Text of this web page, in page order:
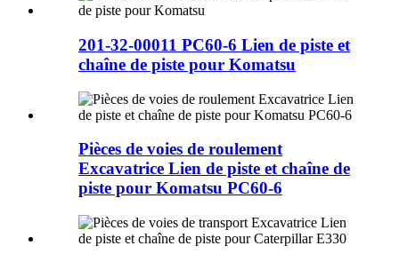
201-32-00011 PC60-6 Lien de piste et
chaîne de piste pour Komatsu
Pièces de voies de roulement
Excavatrice Lien de piste et chaîne de
piste pour Komatsu PC60-6